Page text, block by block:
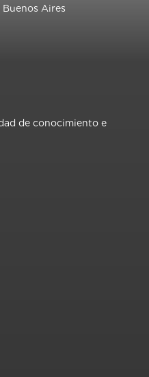
Aires
de conocimiento e